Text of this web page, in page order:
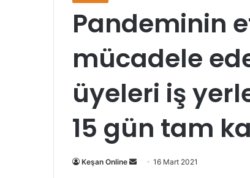
Pandeminin
mücadele
üyeleri iş
15 gün tam
Keşan Online
Bir
16 Mart 2021